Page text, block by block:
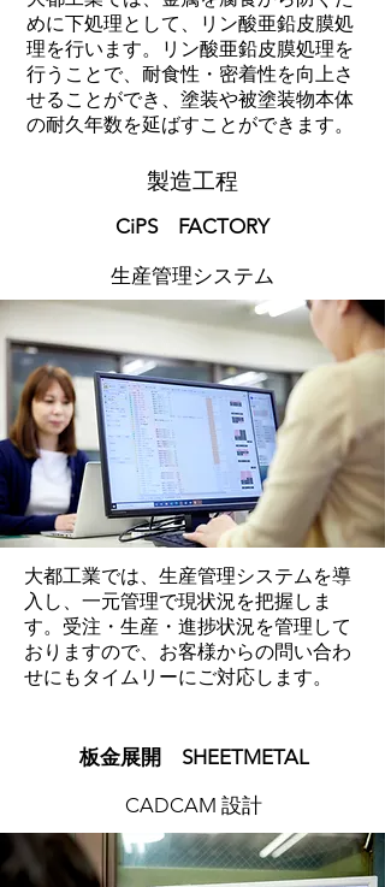
めに下処理として、リン酸亜鉛皮膜処
理を行います。リン酸亜鉛皮膜処理を
行うことで、耐食性・密着性を向上さ
せることができ、塗装や被塗装物本体
の耐久年数を延ばすことができます。
製造工程
​CiPS FACTORY
​生産管理システム
​大都工業では、生産管理システムを導
入し、一元管理で現状況を把握しま
す。受注・生産・進捗状況を管理して
おりますので、お客様からの問い合わ
せにもタイムリーにご対応します。
​板金展開 SHEETMETAL
​CADCAM 設計